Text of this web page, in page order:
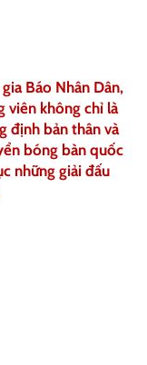
Báo Nhân Dân,
viên không chỉ là
định bản thân và
bóng bàn quốc
những giải đấu